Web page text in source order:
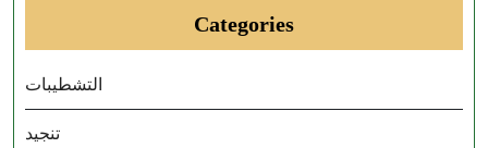
Categories
التشطيبات
تنجيد